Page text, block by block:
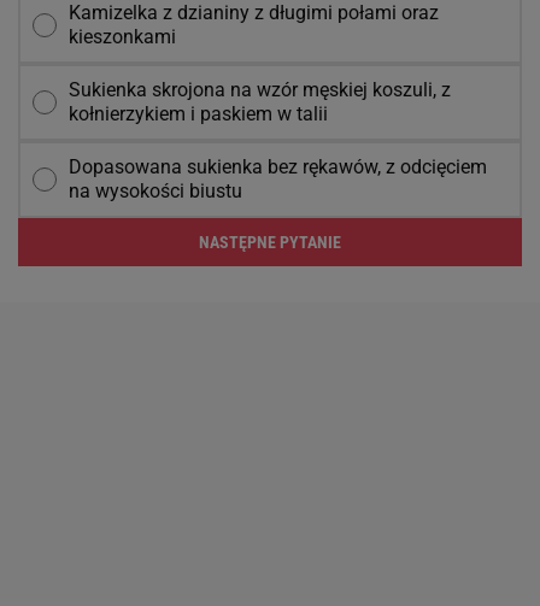
Kamizelka z dzianiny z długimi połami oraz
kieszonkami
Sukienka skrojona na wzór męskiej koszuli, z
kołnierzykiem i paskiem w talii
Dopasowana sukienka bez rękawów, z odcięciem
na wysokości biustu
NASTĘPNE PYTANIE